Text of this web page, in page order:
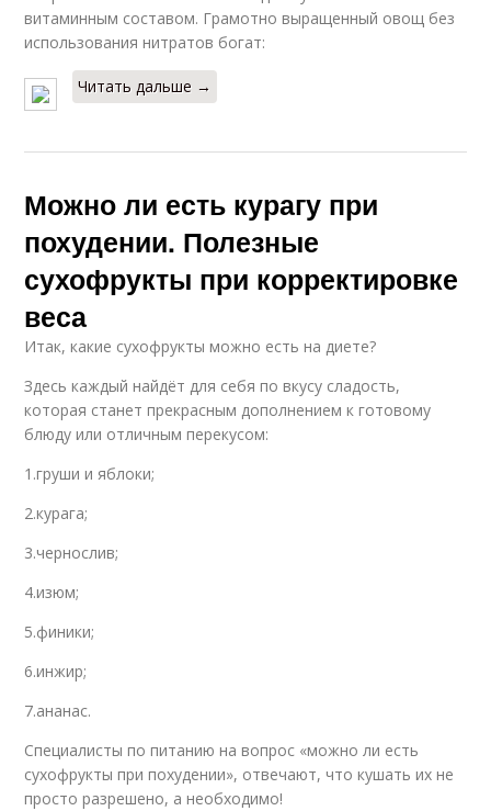
витаминным составом. Грамотно выращенный овощ без
использования нитратов богат:
Читать дальше →
Можно ли есть курагу при
похудении. Полезные
сухофрукты при корректировке
веса
Итак, какие сухофрукты можно есть на диете?
Здесь каждый найдёт для себя по вкусу сладость,
которая станет прекрасным дополнением к готовому
блюду или отличным перекусом:
1.груши и яблоки;
2.курага;
3.чернослив;
4.изюм;
5.финики;
6.инжир;
7.ананас.
Специалисты по питанию на вопрос «можно ли есть
сухофрукты при похудении», отвечают, что кушать их не
просто разрешено, а необходимо!